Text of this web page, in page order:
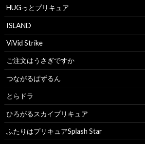
HUGっとプリキュア
ISLAND
ViVid Strike
ご注文はうさぎですか
つながるぱずるん
とらドラ
ひろがるスカイプリキュア
ふたりはプリキュアSplash Star